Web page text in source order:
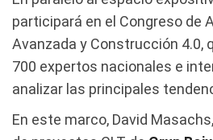
participará en el Congreso de
Avanzada y Construcción 4.0,
700 expertos nacionales e
analizar las principales
En este marco, David